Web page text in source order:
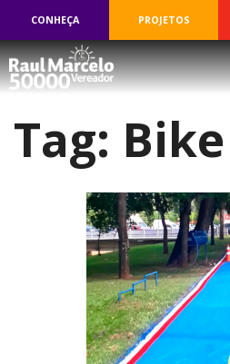
CONHEÇA PROJETOS
Tag: Bike